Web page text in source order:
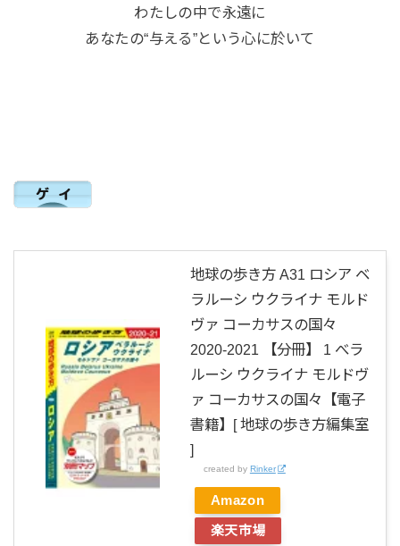
わたしの中で永遠に
あなたの“与える”という心に於いて
地球の歩き方 A31 ロシア ベ
ラルーシ ウクライナ モルド
ヴァ コーカサスの国々
2020-2021 【分冊】 1 べラ
ルーシ ウクライナ モルドヴ
ァ コーカサスの国々【電子
書籍】[ 地球の歩き方編集室
]
created by Rinker
Amazon
楽天市場